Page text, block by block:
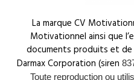
La marque CV
Motivationnel ainsi que
documents produits et
Darmax Corporation (siren
Toute reproduction ou